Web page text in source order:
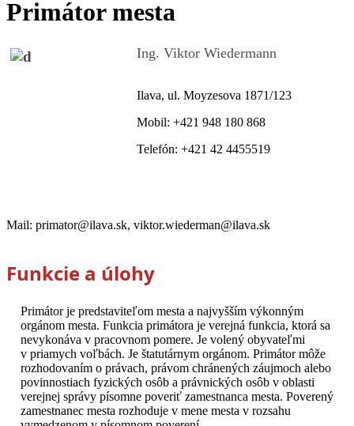
Primátor mesta
Ing. Viktor Wiedermann
Ilava, ul. Moyzesova 1871/123
Mobil: +421 948 180 868
Telefón: +421 42 4455519
Mail: primator@ilava.sk, viktor.wiederman@ilava.sk
Funkcie a úlohy
Primátor je predstaviteľom mesta a najvyšším výkonným
orgánom mesta. Funkcia primátora je verejná funkcia, ktorá sa
nevykonáva v pracovnom pomere. Je volený obyvateľmi
v priamych voľbách. Je štatutárnym orgánom. Primátor môže
rozhodovaním o právach, právom chránených záujmoch alebo
povinnostiach fyzických osôb a právnických osôb v oblasti
verejnej správy písomne poveriť zamestnanca mesta. Poverený
zamestnanec mesta rozhoduje v mene mesta v rozsahu